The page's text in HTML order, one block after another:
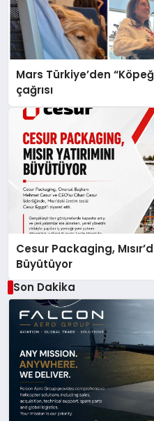
Mars Türkiye’den
çağrısı
Cesur Packaging,
Büyütüyor
Son Dakika